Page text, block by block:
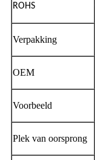
ROHS
Verpakking
OEM
Voorbeeld
Plek van oorsprong